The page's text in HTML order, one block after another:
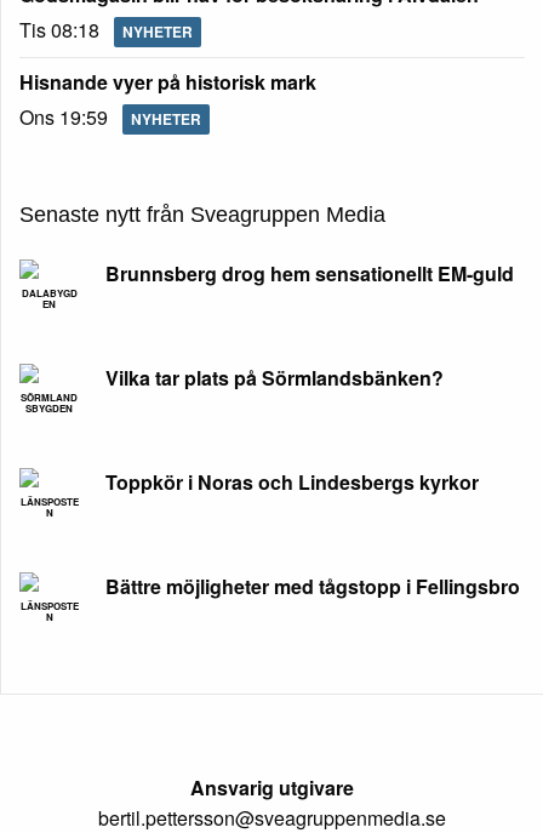
Tis 08:18
NYHETER
Hisnande vyer på historisk mark
Ons 19:59
NYHETER
Senaste nytt från Sveagruppen Media
DALABYGD
EN
Brunnsberg drog hem sensationellt EM-guld
SÖRMLAND
SBYGDEN
Vilka tar plats på Sörmlandsbänken?
LÄNSPOSTE
N
Toppkör i Noras och Lindesbergs kyrkor
LÄNSPOSTE
N
Bättre möjligheter med tågstopp i Fellingsbro
Ansvarig utgivare
bertil.pettersson@sveagruppenmedia.se